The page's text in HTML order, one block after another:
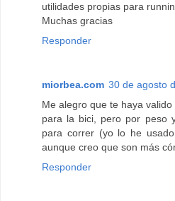
utilidades propias para
Muchas gracias
Responder
miorbea.com 30 de agosto
Me alegro que te haya
para la bici, pero por peso
para correr (yo lo he
aunque creo que son más
Responder